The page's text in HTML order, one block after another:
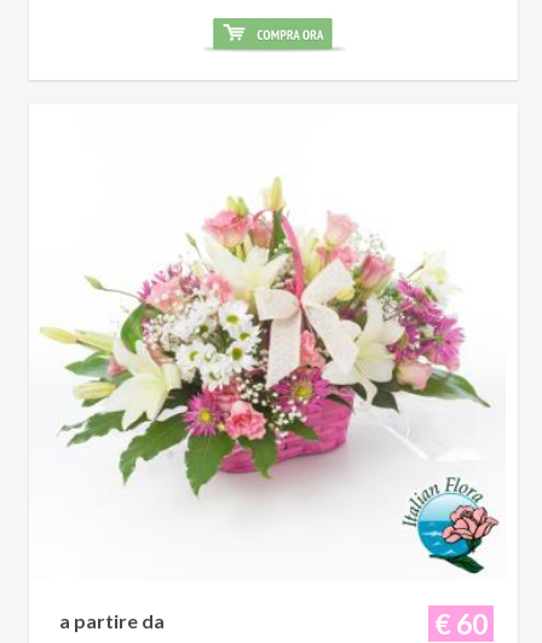
€ 60
a partire da